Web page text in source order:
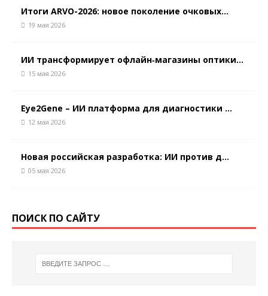
Итоги ARVO-2026: новое поколение очковых...
19 мая 2026
ИИ трансформирует офлайн‑магазины оптики...
15 мая 2026
Eye2Gene – ИИ платформа для диагностики ...
12 мая 2026
Новая российская разработка: ИИ против д...
05 мая 2026
ПОИСК ПО САЙТУ